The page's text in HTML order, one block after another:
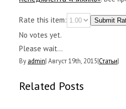
Rate this item: Submit
No votes yet.
Please wait...
By admin| Август 19th, 2015|Статьи|
Related Posts